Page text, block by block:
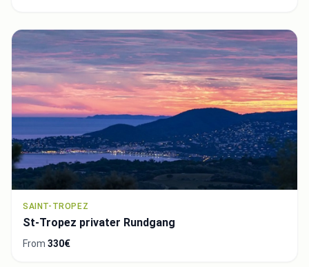
SAINT-TROPEZ
St-Tropez privater Rundgang
From 330€